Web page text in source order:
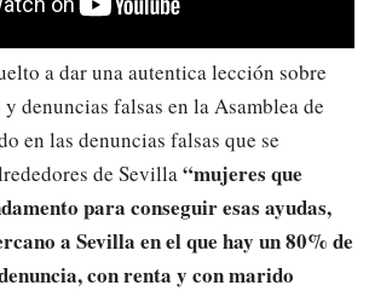
a dar una autentica lección sobre
denuncias falsas en la Asamblea de
en las denuncias falsas que se
de Sevilla“mujeres que
para conseguir esas ayudas,
a Sevilla en el que hay un 80% de
con renta y con marido